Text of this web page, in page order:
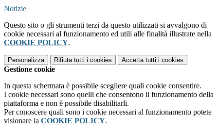
Notizie
Questo sito o gli strumenti terzi da questo utilizzati si avvalgono di
cookie necessari al funzionamento ed utili alle finalità illustrate nella
COOKIE POLICY.
Personalizza Rifiuta tutti i cookies Accetta tutti i cookies
Gestione cookie
In questa schermata è possibile scegliere quali cookie consentire.
I cookie necessari sono quelli che consentono il funzionamento della
piattaforma e non è possibile disabilitarli.
Per conoscere quali sono i cookie necessari al funzionamento potete
visionare la COOKIE POLICY.